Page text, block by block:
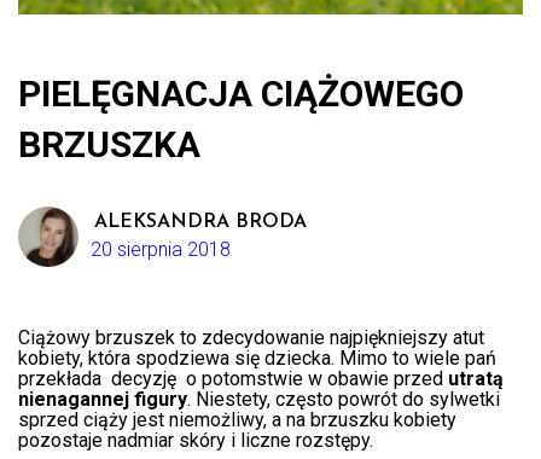
PIELĘGNACJA CIĄŻOWEGO
BRZUSZKA
ALEKSANDRA BRODA
20 sierpnia 2018
Ciążowy brzuszek to zdecydowanie najpiękniejszy atut
kobiety, która spodziewa się dziecka. Mimo to wiele pań
przekłada decyzję o potomstwie w obawie przed utratą
nienagannej figury. Niestety, często powrót do sylwetki
sprzed ciąży jest niemożliwy, a na brzuszku kobiety
pozostaje nadmiar skóry i liczne rozstępy.